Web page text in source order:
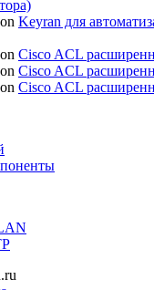
on Keyran для
on Cisco ACL
on Cisco ACL
on Cisco ACL